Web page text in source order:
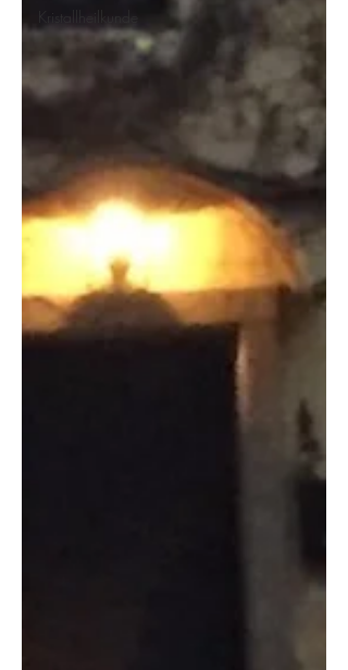
Kristallheilkunde